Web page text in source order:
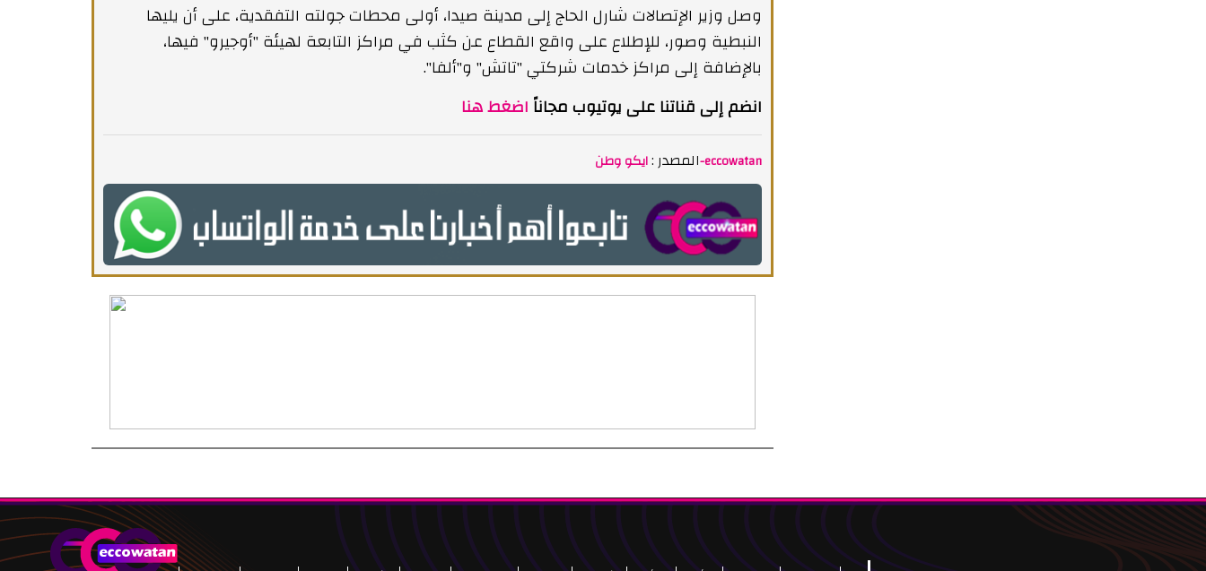
وصل وزير الإتصالات شارل الحاج إلى مدينة صيدا، أولى محطات جولته التفقدية، على أن يليها
النبطية وصور، للإطلاع على واقع القطاع عن كثب في مراكز التابعة لهيئة "أوجيرو" فيها،
بالإضافة إلى مراكز خدمات شركتي "تاتش" و"ألفا".
انضم إلى قناتنا على يوتيوب مجاناً اضغط هنا
المصدر :ايكو وطن-eccowatan